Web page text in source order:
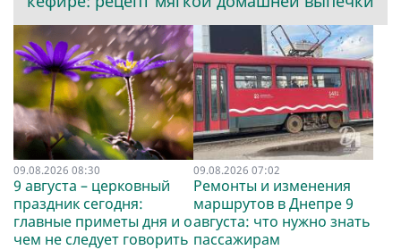
09.08.2026 08:30
9 августа – церковный
праздник сегодня:
главные приметы дня и о
чем не следует говорить
09.08.2026 07:02
Ремонты и изменения
маршрутов в Днепре 9
августа: что нужно знать
пассажирам